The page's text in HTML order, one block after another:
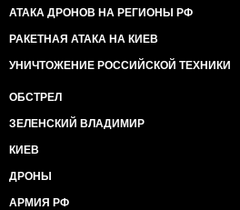
АТАКА ДРОНОВ НА РЕГИОНЫ РФ
РАКЕТНАЯ АТАКА НА КИЕВ
УНИЧТОЖЕНИЕ РОССИЙСКОЙ ТЕХНИКИ
ОБСТРЕЛ
ЗЕЛЕНСКИЙ ВЛАДИМИР
КИЕВ
ДРОНЫ
АРМИЯ РФ